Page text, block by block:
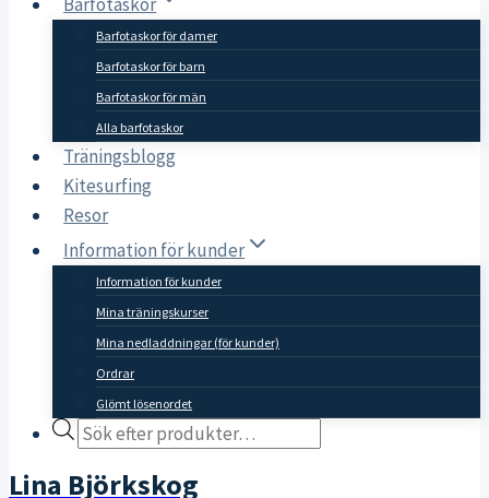
Barfotaskor för damer
Barfotaskor för barn
Barfotaskor för män
Alla barfotaskor
Träningsblogg
Kitesurfing
Resor
Information för kunder
Information för kunder
Mina träningskurser
Mina nedladdningar (för kunder)
Ordrar
Glömt lösenordet
Products
Lina Björkskog